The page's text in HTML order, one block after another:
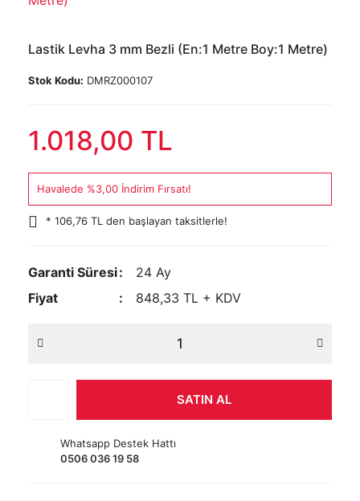
Lastik Levha 3 mm Bezli (En:1 Metre Boy:1 Metre)
Stok Kodu: DMRZ000107
1.018,00 TL
Havalede %3,00 İndirim Fırsatı!
* 106,76 TL den başlayan taksitlerle!
Garanti Süresi
24 Ay
Fiyat
848,33 TL + KDV
SATIN AL
Whatsapp Destek Hattı
0506 036 19 58